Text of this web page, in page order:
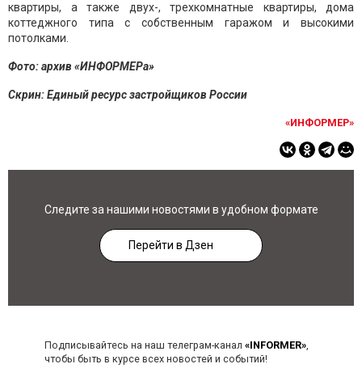
квартиры, а также двух-, трехкомнатные квартиры, дома
коттеджного типа с собственным гаражом и высокими
потолками.
Фото: архив «ИНФОРМЕРа»
Скрин: Единый ресурс застройщиков России
«ИНФОРМЕР»
Следите за нашими новостями в удобном формате
Перейти в Дзен
Подписывайтесь на наш телеграм-канал «INFORMER»,
чтобы быть в курсе всех новостей и событий!